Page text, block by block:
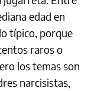
edad en
típico, porque
raros o
los temas son
narcisistas,